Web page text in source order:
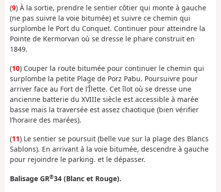
(9) À la sortie, prendre le sentier côtier qui monte à gauche
(ne pas suivre la voie bitumée) et suivre ce chemin qui
surplombe le Port du Conquet. Continuer pour atteindre la
Pointe de Kermorvan où se dresse le phare construit en
1849.
(10) Couper la route bitumée pour continuer le chemin qui
surplombe la petite Plage de Porz Pabu. Poursuivre pour
arriver face au Fort de l’Îlette. Cet îlot où se dresse une
ancienne batterie du XVIIIe siècle est accessible à marée
basse mais la traversée est assez chaotique (bien vérifier
l’horaire des marées).
(11) Le sentier se poursuit (belle vue sur la plage des Blancs
Sablons). En arrivant à la voie bitumée, descendre à gauche
pour rejoindre le parking. et le dépasser.
Balisage GR®34 (Blanc et Rouge).